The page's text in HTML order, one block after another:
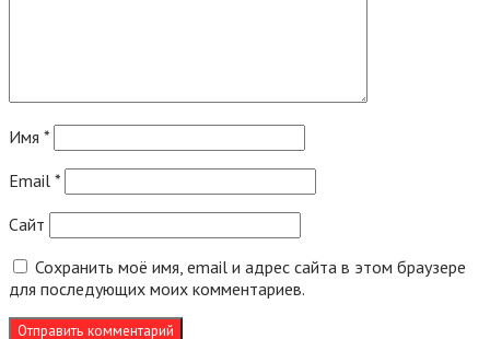
Имя *
Email *
Сайт
Сохранить моё имя, email и адрес сайта в этом браузере
для последующих моих комментариев.